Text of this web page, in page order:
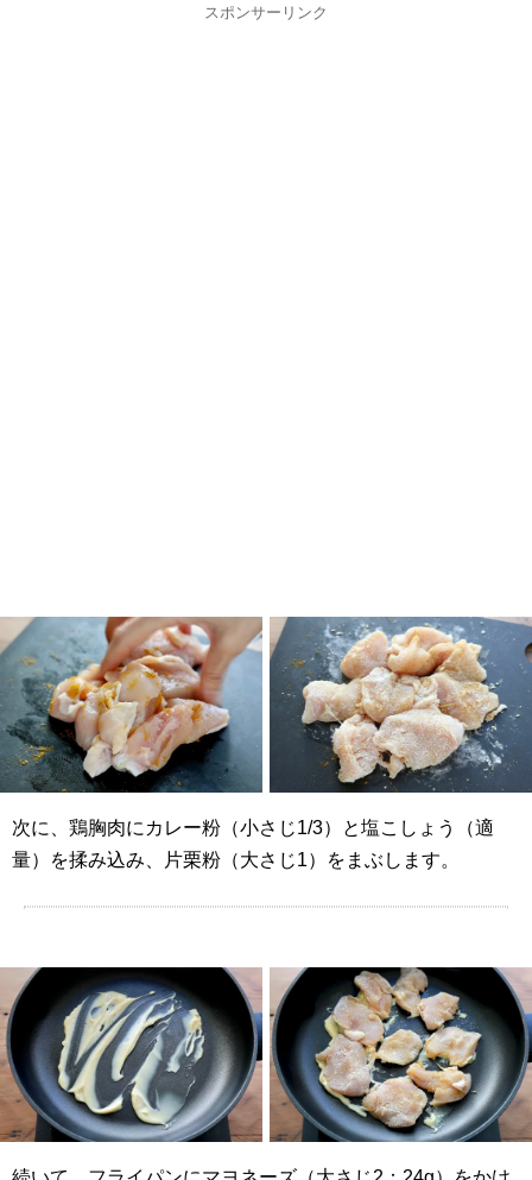
スポンサーリンク
次に、鶏胸肉にカレー粉（小さじ1/3）と塩こしょう（適
量）を揉み込み、片栗粉（大さじ1）をまぶします。